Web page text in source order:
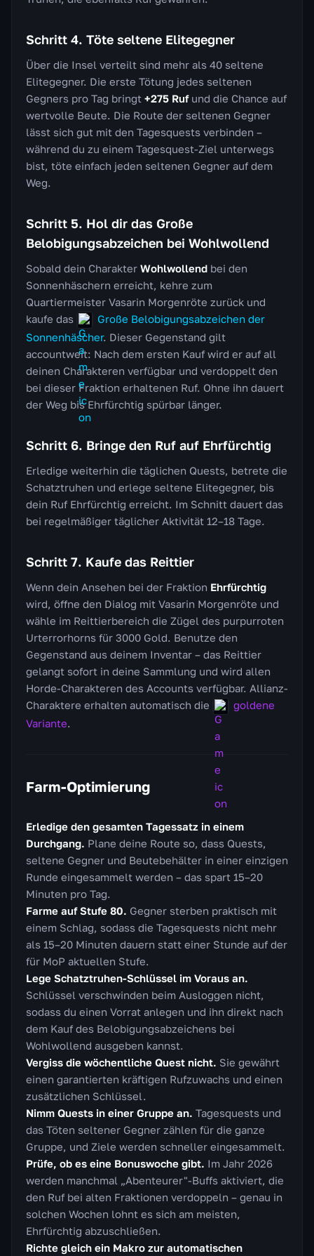
Schritt 4. Töte seltene Elitegegner
Über die Insel verteilt sind mehr als 40 seltene
Elitegegner. Die erste Tötung jedes seltenen
Gegners pro Tag bringt +275 Rufund die Chance auf
wertvolle Beute. Die Route der seltenen Gegner
lässt sich gut mit den Tagesquests verbinden –
während du zu einem Tagesquest-Ziel unterwegs
bist, töte einfach jeden seltenen Gegner auf dem
Weg.
Schritt 5. Hol dir das Große
Belobigungsabzeichen bei Wohlwollend
Sobald dein Charakter Wohlwollend bei den
Sonnenhäschern erreicht, kehre zum
Quartiermeister Vasarin Morgenröte zurück und
kaufe das
Große Belobigungsabzeichen der
Sonnenhäscher. Dieser Gegenstand gilt
accountweit: Nach dem ersten Kauf wird er auf all
deinen Charakteren verfügbar und verdoppelt den
bei dieser Fraktion erhaltenen Ruf. Ohne ihn dauert
der Weg bis Ehrfürchtig spürbar länger.
Schritt 6. Bringe den Ruf auf Ehrfürchtig
Erledige weiterhin die täglichen Quests, betrete die
Schatztruhen und erlege seltene Elitegegner, bis
dein Ruf Ehrfürchtig erreicht. Im Schnitt dauert das
bei regelmäßiger täglicher Aktivität 12–18 Tage.
Schritt 7. Kaufe das Reittier
Wenn dein Ansehen bei der Fraktion Ehrfürchtig
wird, öffne den Dialog mit Vasarin Morgenröte und
wähle im Reittierbereich die Zügel des purpurroten
Urterrorhorns für 3000 Gold. Benutze den
Gegenstand aus deinem Inventar – das Reittier
gelangt sofort in deine Sammlung und wird allen
Horde-Charakteren des Accounts verfügbar. Allianz-
Charaktere erhalten automatisch die
goldene
Variante.
Farm-Optimierung
Erledige den gesamten Tagessatz in einem
Durchgang. Plane deine Route so, dass Quests,
seltene Gegner und Beutebehälter in einer einzigen
Runde eingesammelt werden – das spart 15–20
Minuten pro Tag.
Farme auf Stufe 80. Gegner sterben praktisch mit
einem Schlag, sodass die Tagesquests nicht mehr
als 15–20 Minuten dauern statt einer Stunde auf der
für MoP aktuellen Stufe.
Lege Schatztruhen-Schlüssel im Voraus an.
Schlüssel verschwinden beim Ausloggen nicht,
sodass du einen Vorrat anlegen und ihn direkt nach
dem Kauf des Belobigungsabzeichens bei
Wohlwollend ausgeben kannst.
Vergiss die wöchentliche Quest nicht. Sie gewährt
einen garantierten kräftigen Rufzuwachs und einen
zusätzlichen Schlüssel.
Nimm Quests in einer Gruppe an. Tagesquests und
das Töten seltener Gegner zählen für die ganze
Gruppe, und Ziele werden schneller eingesammelt.
Prüfe, ob es eine Bonuswoche gibt. Im Jahr 2026
werden manchmal „Abenteurer"-Buffs aktiviert, die
den Ruf bei alten Fraktionen verdoppeln – genau in
solchen Wochen lohnt es sich am meisten,
Ehrfürchtig abzuschließen.
Richte gleich ein Makro zur automatischen